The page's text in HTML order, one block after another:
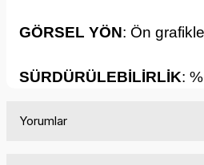
GÖRSEL YÖN: Ön
SÜRDÜRÜLEBİLİRLİK:
Yorumlar